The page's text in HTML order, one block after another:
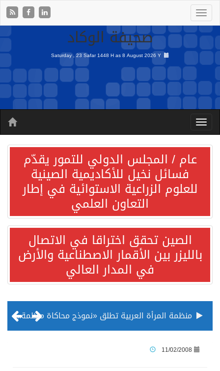
صحيفة الوكاد
Saturday , 23 Safar 1448 H as8 August 2026 Y
عام / المجلس الدولي للتمور يقدّم
فسائل نخيل للأكاديمية الصينية
للعلوم الزراعية الاستوائية في إطار
التعاون العلمي
الصين تحقق اختراقا في الاتصال
بالليزر بين الأقمار الاصطناعية والأرض
في المدار العالي
منظمة المرأة العربية تطلق «نموذج محاكاة منظمة المرأة العربية للشباب» بمشاركة 10 دول عربية..غدًا
11/02/2008